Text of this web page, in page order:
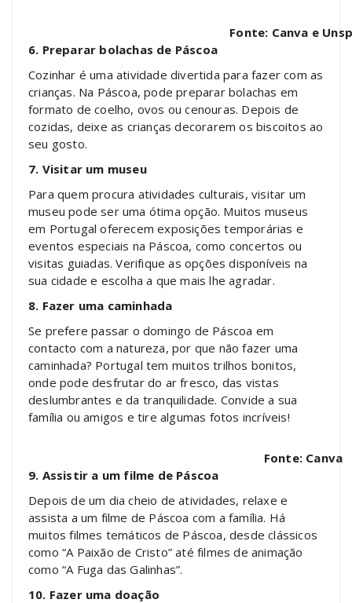
Fonte: Canva e
6. Preparar bolachas de Páscoa
Cozinhar é uma atividade divertida para fazer com as
crianças. Na Páscoa, pode preparar bolachas em
formato de coelho, ovos ou cenouras. Depois de
cozidas, deixe as crianças decorarem os biscoitos ao
seu gosto.
7. Visitar um museu
Para quem procura atividades culturais, visitar um
museu pode ser uma ótima opção. Muitos museus
em Portugal oferecem exposições temporárias e
eventos especiais na Páscoa, como concertos ou
visitas guiadas. Verifique as opções disponíveis na
sua cidade e escolha a que mais lhe agradar.
8. Fazer uma caminhada
Se prefere passar o domingo de Páscoa em
contacto com a natureza, por que não fazer uma
caminhada? Portugal tem muitos trilhos bonitos,
onde pode desfrutar do ar fresco, das vistas
deslumbrantes e da tranquilidade. Convide a sua
família ou amigos e tire algumas fotos incríveis!
Fonte: Canva
9. Assistir a um filme de Páscoa
Depois de um dia cheio de atividades, relaxe e
assista a um filme de Páscoa com a família. Há
muitos filmes temáticos de Páscoa, desde clássicos
como “A Paixão de Cristo” até filmes de animação
como “A Fuga das Galinhas”.
10. Fazer uma doação